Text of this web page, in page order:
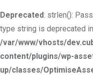
Deprecated: strlen():
type string is deprecated in
/var/www/vhosts/
content/plugins/wp-
up/classes/